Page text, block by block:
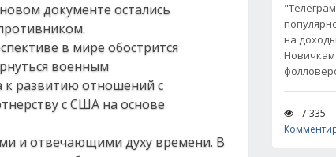
документе остались
в мире обострится
военным
к развитию отношений с
с США на основе
и отвечающими духу времени. В
на
7 335